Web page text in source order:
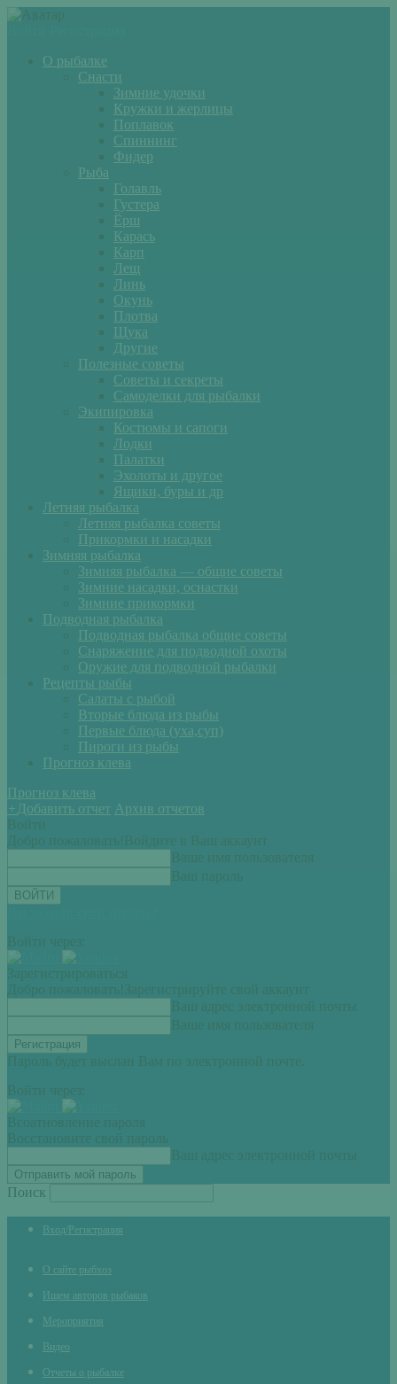
О рыбалке
Снасти
Зимние удочки
Кружки и жерлицы
Поплавок
Спиннинг
Фидер
Рыба
Голавль
Густера
Ёрш
Карась
Карп
Лещ
Линь
Окунь
Плотва
Щука
Другие
Полезные советы
Советы и секреты
Самоделки для рыбалки
Экипировка
Костюмы и сапоги
Лодки
Палатки
Эхолоты и другое
Ящики, буры и др
Летняя рыбалка
Летняя рыбалка советы
Прикормки и насадки
Зимняя рыбалка
Зимняя рыбалка — общие советы
Зимние насадки, оснастки
Зимние прикормки
Подводная рыбалка
Подводная рыбалка общие советы
Снаряжение для подводной охоты
Оружие для подводной рыбалки
Рецепты рыбы
Салаты с рыбой
Вторые блюда из рыбы
Первые блюда (уха,суп)
Пироги из рыбы
Прогноз клева
Прогноз клева
+ Добавить отчет Архив отчетов
Войти
Добро пожаловать! Войдите в Ваш аккаунт
Ваше имя пользователя
Ваш пароль
Войти через:
Зарегистрироваться
Добро пожаловать! Зарегистрируйте свой аккаунт
Ваш адрес электронной почты
Ваше имя пользователя
Пароль будет выслан Вам по электронной почте.
Войти через:
Всоатновление пароля
Восстановите свой пароль
Ваш адрес электронной почты
Поиск
Вход/Регистрация
О сайте рыбхоз
Ищем авторов рыбаков
Мероприятия
Видео
Отчеты о рыбалке